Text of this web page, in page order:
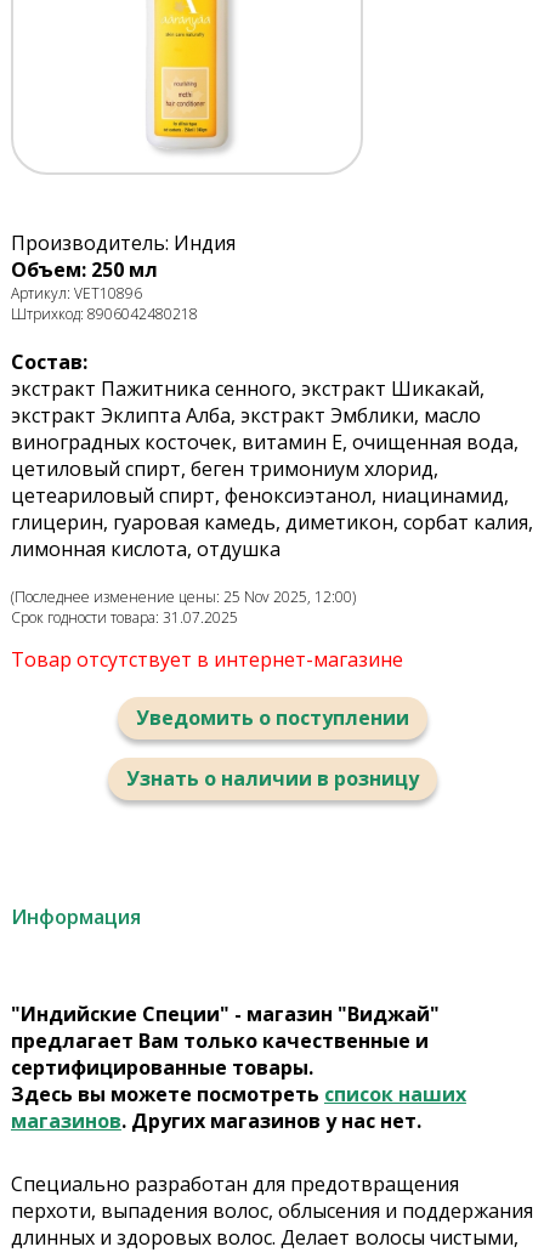
Производитель: Индия
Объем: 250 мл
Артикул: VET10896
Штрихкод: 8906042480218
Состав:
экстракт Пажитника сенного, экстракт Шикакай,
экстракт Эклипта Алба, экстракт Эмблики, масло
виноградных косточек, витамин Е, очищенная вода,
цетиловый спирт, беген тримониум хлорид,
цетеариловый спирт, феноксиэтанол, ниацинамид,
глицерин, гуаровая камедь, диметикон, сорбат калия,
лимонная кислота, отдушка
(Последнее изменение цены: 25 Nov 2025, 12:00)
Срок годности товара: 31.07.2025
Товар отсутствует в интернет-магазине
Уведомить о поступлении
Узнать о наличии в розницу
Информация
"Индийские Специи" - магазин "Виджай"
предлагает Вам только качественные и
сертифицированные товары.
Здесь вы можете посмотреть список наших
магазинов. Других магазинов у нас нет.
Специально разработан для предотвращения
перхоти, выпадения волос, облысения и поддержания
длинных и здоровых волос. Делает волосы чистыми,